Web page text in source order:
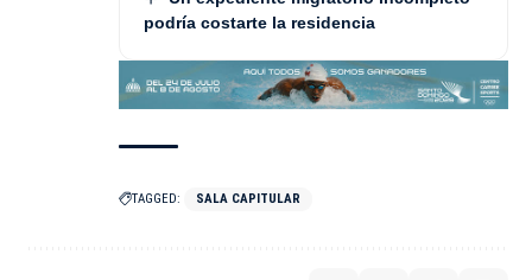
podría costarte la residencia
TAGGED: SALA CAPITULAR